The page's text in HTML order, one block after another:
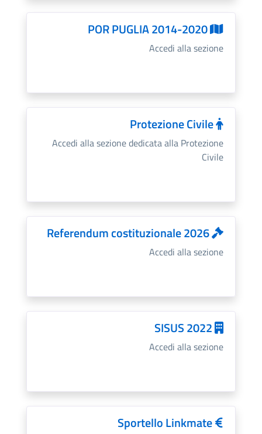
POR PUGLIA 2014-2020
Accedi alla sezione
Protezione Civile
Accedi alla sezione dedicata alla Protezione
Civile
Referendum costituzionale 2026
Accedi alla sezione
SISUS 2022
Accedi alla sezione